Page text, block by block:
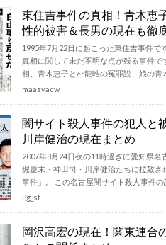
東住吉事件の真相！青木恵
性的被害＆長男の現在も徹
1995年7月22日に起こった東住吉事件で
真相に関して未だ不明な点が残る事件で
相、青木恵子と朴龍晧の冤罪説、娘の青
maasyacw
闇サイト殺人事件の犯人と
川岸健治の現在まとめ
2007年8月24日夜の11時過ぎに愛知県
堀慶末・神田司・川岸健治たちに拉致さ
事件」。 この名古屋闇サイト殺人事件の
Pg_st
岡沢高宏の現在！関東連合